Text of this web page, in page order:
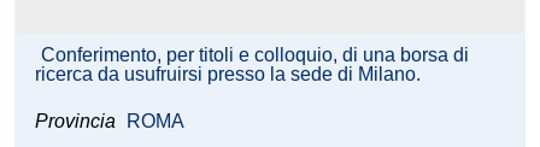
Conferimento, per titoli e colloquio, di una borsa di
ricerca da usufruirsi presso la sede di Milano.
Provincia ROMA